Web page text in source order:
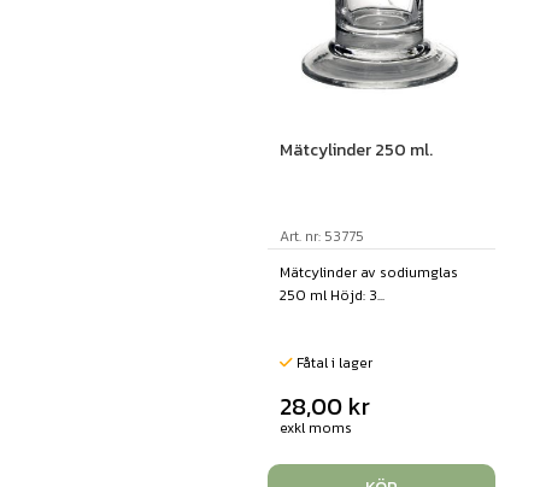
Mätcylinder 250 ml.
Art. nr: 53775
Mätcylinder av sodiumglas
250 ml Höjd: 3...
Fåtal i lager
28,00 kr
exkl moms